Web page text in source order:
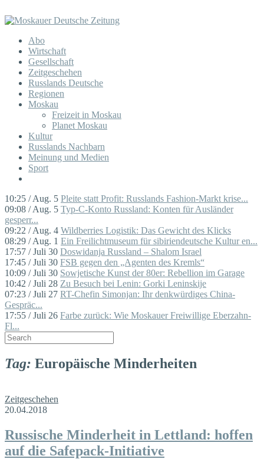
Abo
Wirtschaft
Gesellschaft
Zeitgeschehen
Russlands Deutsche
Regionen
Moskau
Freizeit in Moskau
Planet Moskau
Kultur
Russlands Nachbarn
Meinung und Medien
Sport
10:25 / Aug. 5 Pleite statt Profit: Russlands Fashion-Markt krise...
09:08 / Aug. 5 Typ-C-Konto Russland: Konten für Ausländer
gesperr...
09:22 / Aug. 4 Wildberries Logistik: Das Gewicht des Klicks
08:29 / Aug. 1 Ein Freilichtmuseum für sibiriendeutsche Kultur en...
17:57 / Juli 30 Doswidanja Russland – Shalom Israel
17:45 / Juli 30 FSB gegen den „Agenten des Kremls“
10:09 / Juli 30 Sowjetische Kunst der 80er: Rebellion im Garage
10:42 / Juli 28 Zu Besuch bei Lenin: Gorki Leninskije
07:23 / Juli 27 RT-Chefin Simonjan: Ihr denkwürdiges China-
Gespräc...
17:55 / Juli 26 Farbe zurück: Wie Moskauer Freiwillige Eberzahn-
Fl...
Tag: Europäische Minderheiten
Zeitgeschehen
20.04.2018
Russische Minderheit in Lettland: hoffen
auf die Safepack-Initiative